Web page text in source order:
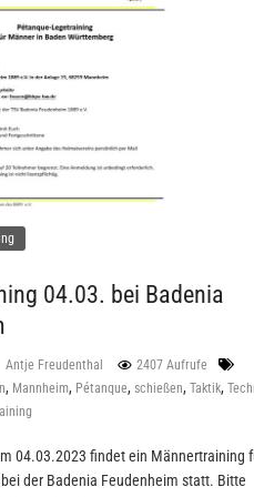
04.03. bei Badenia
Antje Freudenthal
2407 Aufrufe
, Mannheim, Pétanque, schießen, Taktik,
04.03.2023 findet ein Männertraining
der Badenia Feudenheim statt. Bitte